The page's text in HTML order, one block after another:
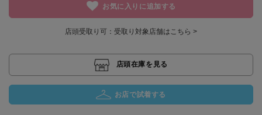
お気に入りに追加する
店頭受取り可： 受取り対象店舗はこちら >
店頭在庫を見る
お店で試着する